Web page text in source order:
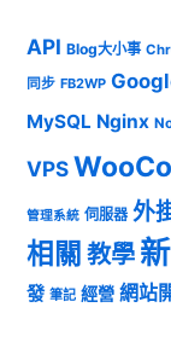
API Blog大小事
同步 FB2WP
MySQL Nginx
VPS
管理系統 伺服器 外
相關 教學
發 筆記 經營 網站